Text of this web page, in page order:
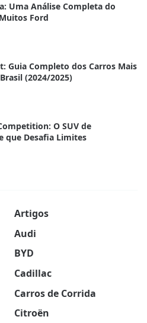
Uma Análise Completa do
Ford
Guia Completo dos Carros Mais
(2024/2025)
O SUV de
que Desafia Limites
Artigos
Audi
BYD
Cadillac
Carros de Corrida
Citroën